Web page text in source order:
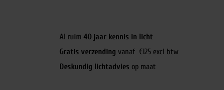
Al ruim 40 jaar kennis in licht
Gratis verzending vanaf €125 excl btw
Deskundig lichtadvies op maat